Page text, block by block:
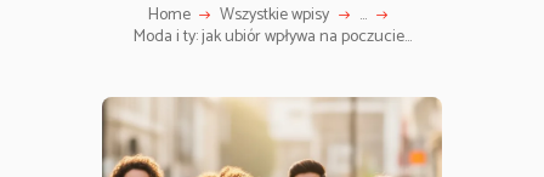
Home Wszystkie wpisy ...
Moda i ty: jak ubiór wpływa na poczucie...